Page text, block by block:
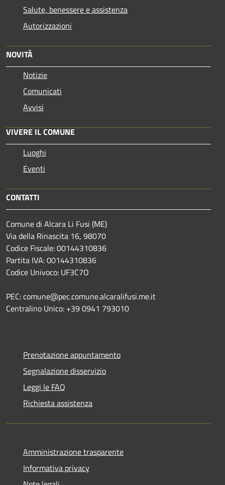
Salute, benessere e assistenza
Autorizzazioni
NOVITÀ
Notizie
Comunicati
Avvisi
VIVERE IL COMUNE
Luoghi
Eventi
CONTATTI
Comune di Alcara Li Fusi (ME)
Via della Rinascita 16, 98070
Codice Fiscale: 00144310836
Partita IVA: 00144310836
Codice Univoco: UF3C7O
PEC: comune@pec.comune.alcaralifusi.me.it
Centralino Unico: +39 0941 793010
Prenotazione appuntamento
Segnalazione disservizio
Leggi le FAQ
Richiesta assistenza
Amministrazione trasparente
Informativa privacy